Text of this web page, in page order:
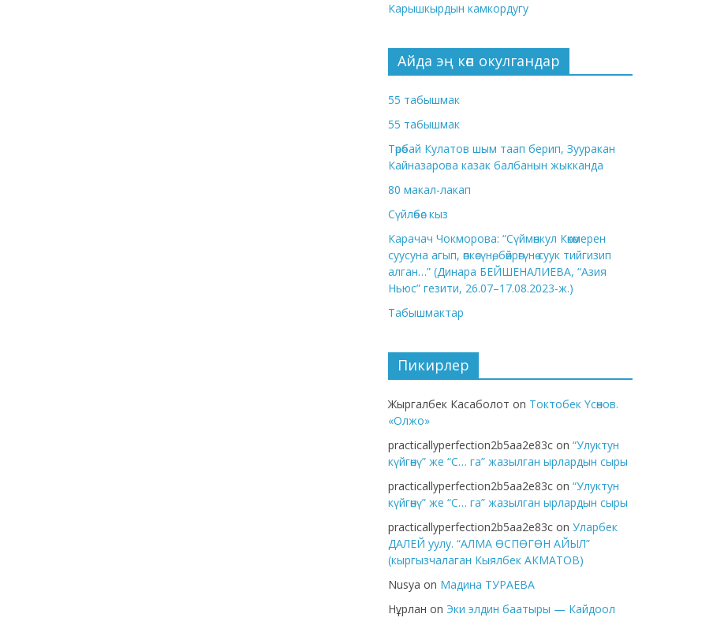
Карышкырдын камкордугу
Айда эң көп окулгандар
55 табышмак
55 табышмак
Төрөбай Кулатов шым таап берип, Зууракан
Кайназарова казак балбанын жыкканда
80 макал-лакап
Сүйлөбөс кыз
Карачач Чокморова: “Сүймөнкул Көкөмерен
суусуна агып, өпкөсүнө, бөйрөгүнө суук тийгизип
алган…” (Динара БЕЙШЕНАЛИЕВА, “Азия
Ньюс” гезити, 26.07–17.08.2023-ж.)
Табышмактар
Пикирлер
Жыргалбек Касаболот on Токтобек Үсөнов.
«Олжо»
practicallyperfection2b5aa2e83c on “Улуктун
күйгөнү” же “С… га” жазылган ырлардын сыры
practicallyperfection2b5aa2e83c on “Улуктун
күйгөнү” же “С… га” жазылган ырлардын сыры
practicallyperfection2b5aa2e83c on Уларбек
ДАЛЕЙ уулу. “АЛМА ӨСПӨГӨН АЙЫЛ”
(кыргызчалаган Кыялбек АКМАТОВ)
Nusya on Мадина ТУРАЕВА
Нұрлан on Эки элдин баатыры — Кайдоол